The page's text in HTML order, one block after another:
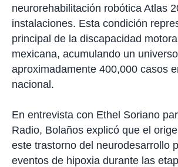
r
neurorehabilitación robótica Atlas
instalaciones. Esta condición
principal de la discapacidad
mexicana, acumulando un
aproximadamente 400,000 casos
nacional.
En entrevista con Ethel Soriano
Radio, Bolaños explicó que el
este trastorno del neurodesarrollo
eventos de hipoxia durante las